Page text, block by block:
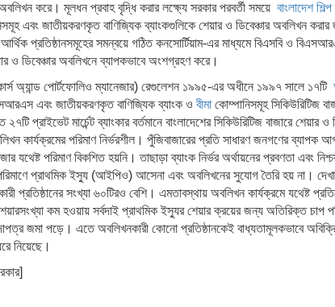
করে। মূলধন প্রবাহ বৃদ্ধি করার লক্ষ্যে সরকার পরবর্তী সময়ে বাংলাদেশ
এবং জাতীয়করণকৃত বাণিজ্যিক ব্যাংকগুলিকে শেয়ার ও ডিবেঞ্চার অবলিখন
আর্থিক প্রতিষ্ঠানসমূহের সমন্বয়ে গঠিত কনসোর্টিয়াম-এর মাধ্যমে বিএসবি ও
ও ডিবেঞ্চার অবলিখনে ব্যাপকভাবে অংশগ্রহণ করে।
অ্যান্ড পোর্টফোলিও ম্যানেজার) রেগুলেশন ১৯৯৫-এর অধীনে ১৯৯৭ সালে ১৭টি
এবং জাতীয়করণকৃত বাণিজ্যিক ব্যাংক ওবীমাকোম্পানিসমূহ সিকিউরিটিজ
প্রাইভেট মার্চেন্ট ব্যাংকার বর্তমানে বাংলাদেশের সিকিউরিটিজ বাজারে
কার্যক্রমের পরিমাণ নির্ভরশীল। পুঁজিবাজারের প্রতি সাধারণ জনগণের ব্যাপক
যথেষ্ট পরিমাণ বিকশিত হয়নি। তাছাড়া ব্যাংক নির্ভর অর্থায়নের প্রবণতা
প্রাথমিক ইস্যু (আইপিও) আসেনা এবং অবলিখনের সুযোগ তৈরি হয় না।
প্রতিষ্ঠানের সংখ্যা ৬০টিরও বেশি। এমতাবস্থায় অবলিখন কার্যক্রমে যথেষ্ট
কম হওয়ায় সর্বদাই প্রাথমিক ইস্যুর শেয়ার ক্রয়ের জন্য অতিরিক্ত
জমা পড়ে। এতে অবলিখনকারী কোনো প্রতিষ্ঠানকেই বাধ্যতামূলকভাবে
নিয়েছে।